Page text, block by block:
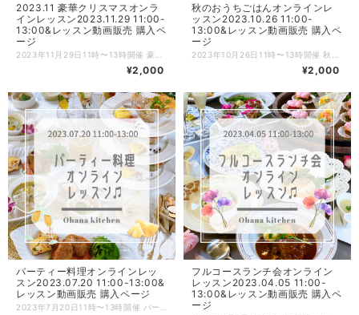
2023.11 豪華クリスマスオンラ
インレッスン2023.11.29 11:00-
13:00&レッスン動画販売 購入ペ
ージ
¥2,000
秋のおうちごはんオンラインレ
ッスン2023.10.26 11:00-
13:00&レッスン動画販売 購入ペ
ージ
¥2,000
パーティー料理オンラインレッ
スン2023.07.20 11:00-13:00&
レッスン動画販売 購入ページ
フルコースランチ会オンライン
レッスン2023.04.05 11:00-
13:00&レッスン動画販売 購入ペ
ージ